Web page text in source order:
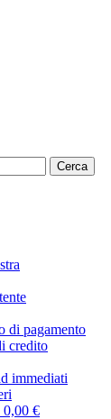
Cerca
di pagamento
credito
immediati
0,00 €